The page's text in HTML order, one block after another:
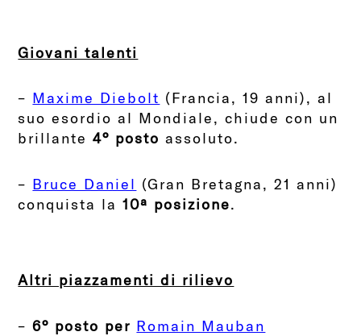
Giovani talenti
– Maxime Diebolt (Francia, 19 anni), al
suo esordio al Mondiale, chiude con un
brillante4° posto assoluto.
– Bruce Daniel (Gran Bretagna, 21 anni)
conquista la 10ª posizione.
Altri piazzamenti di rilievo
–6° posto per Romain Mauban